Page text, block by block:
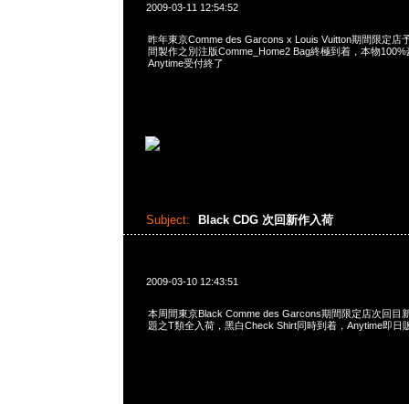
2009-03-11 12:54:52
昨年東京Comme des Garcons x Louis Vuitton期間限定店
間製作之別注版Comme_Home2 Bag終極到着，本物
Anytime受付終了
Subject: Black CDG 次回新作入荷
2009-03-10 12:43:51
本周間東京Black Comme des Garcons期間限定店次回目
題之T類全入荷，黑白Check Shirt同時到着，Anytime即日